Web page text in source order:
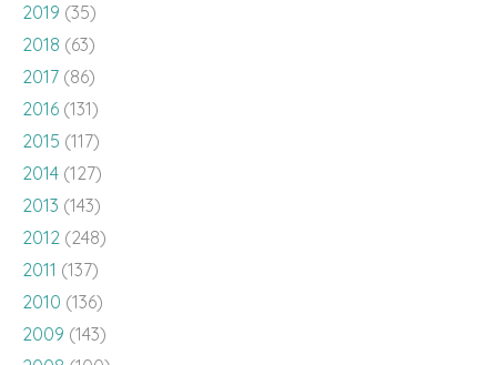
2019 (35)
2018 (63)
2017 (86)
2016 (131)
2015 (117)
2014 (127)
2013 (143)
2012 (248)
2011 (137)
2010 (136)
2009 (143)